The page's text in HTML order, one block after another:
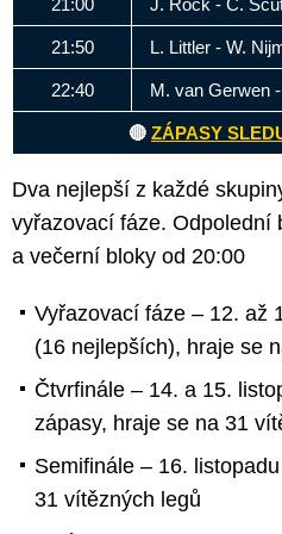
21:50 L. Littler - W.
22:40 M. van Gerwen
🔴 ZÁPASY
Dva nejlepší z každé
vyřazovací fáze. Odpolední
a večerní bloky od 20:00
Vyřazovací fáze – 12. až
(16 nejlepších), hraje se
Čtvrfinále – 14. a 15.
zápasy, hraje se na 31
Semifinále – 16.
31 vítězných legů